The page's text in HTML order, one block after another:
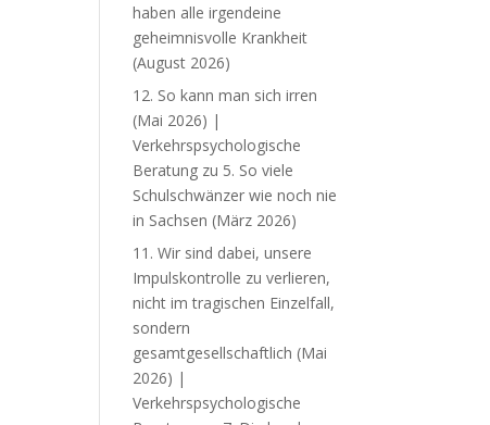
haben alle irgendeine
geheimnisvolle Krankheit
(August 2026)
12. So kann man sich irren
(Mai 2026) |
Verkehrspsychologische
Beratung zu 5. So viele
Schulschwänzer wie noch nie
in Sachsen (März 2026)
11. Wir sind dabei, unsere
Impulskontrolle zu verlieren,
nicht im tragischen Einzelfall,
sondern
gesamtgesellschaftlich (Mai
2026) |
Verkehrspsychologische